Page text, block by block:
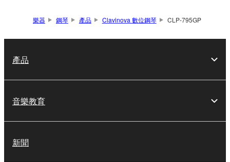
樂器 鋼琴 產品 Clavinova 數位鋼琴 CLP-795GP
產品
音樂教育
新聞